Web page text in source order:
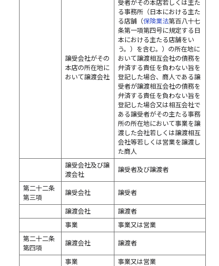
譲受会社がその
本店の所在地に
おいて譲渡会社
受者がその本店若しくは主た
る事務所（日本における主た
る店舗（保険業法第百八十七
条第一項第四号に規定する日
本における主たる店舗をい
う。）を含む。）の所在地に
おいて譲渡相互会社の債務を
弁済する責任を負わない旨を
登記した場合、商人である譲
受者が譲渡相互会社の債務を
弁済する責任を負わない旨を
登記した場合又は相互会社で
ある譲受者がその主たる事務
所の所在地において事業を譲
渡した会社若しくは譲渡相互
会社等若しくは営業を譲渡し
た商人
譲受会社及び譲
渡会社
譲受者及び譲渡者
第二十二条
第三項
譲受会社 譲受者
譲渡会社
譲渡者
事業
事業又は営業
第二十二条
第四項
譲渡会社 譲渡者
事業
事業又は営業